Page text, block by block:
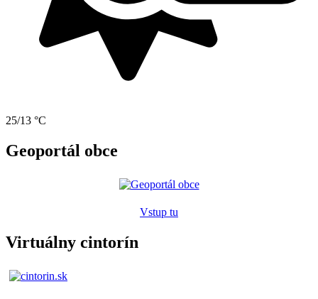
25/13 °C
Geoportál obce
Vstup tu
Virtuálny cintorín